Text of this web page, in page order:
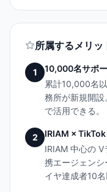
所属するメリッ
1
10,000名サポ
累計10,000名
務所が新規開
で活用できる。
2
IRIAM ×
IRIAM 中心の
携エージェン
イヤ達成者10名